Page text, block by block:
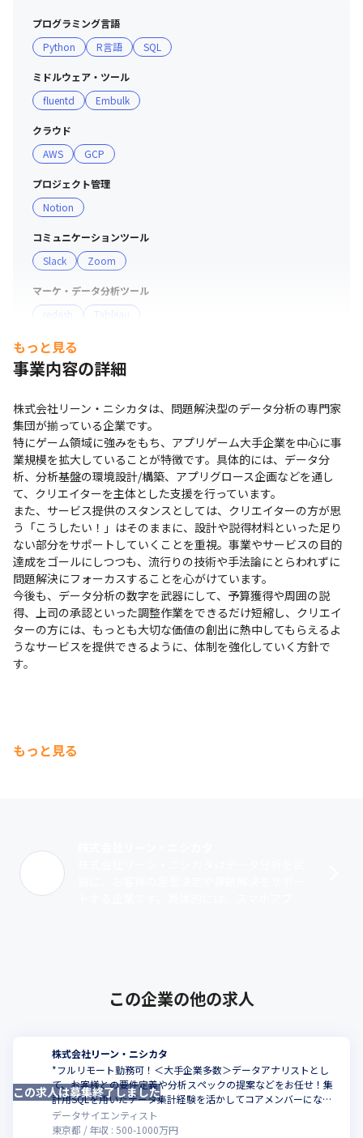
プログラミング言語
Python
R言語 SQL
ミドルウェア・ツール
fluentd
Embulk
クラウド
AWS
GCP
プロジェクト管理
Notion
コミュニケーションツール
Slack
Zoom
マーケ・データ分析ツール
redash
Tableau
もっと見る
事業内容の詳細
株式会社リーン・ニシカタは、問題解決型のデータ分析の専門家
集団が揃っている企業です。
特にゲーム領域に強みをもち、アプリゲーム大手企業を中心に事
業規模を拡大していることが特徴です。具体的には、データ分
析、分析基盤の環境設計/構築、アプリグロース企画などを通し
て、クリエイターを主体とした支援を行っています。
また、サービス提供のスタンスとしては、クリエイターの方が思
う「こうしたい！」はそのままに、設計や説得材料といった足り
ない部分をサポートしていくことを重視。事業やサービスの目的
達成をゴールにしつつも、流行りの技術や手法論にとらわれずに
問題解決にフォーカスすることを心がけています。
今後も、データ分析の数字を武器にして、予算獲得や周囲の説
得、上司の承認といった調整作業をできるだけ短縮し、クリエイ
ターの方には、もっとも大切な価値の創出に熱中してもらえるよ
うなサービスを提供できるように、体制を強化していく方針で
す。
もっと見る
この企業の他の求人
株式会社リーン・ニシカタ
*フルリモート勤務可！＜大手企業多数＞データアナリストとし
て、お客様との要件定義や分析スペックの提案などをお任せ！集
計用SQLを用いたデータ集計経験を活かしてコアメンバーになり
ませんか？
データサイエンティスト
東京都
年収 :500-1000万円
この求人は募集終了しました